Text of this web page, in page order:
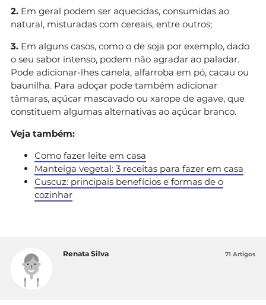
2. Em geral podem ser aquecidas, consumidas ao
natural, misturadas com cereais, entre outros;
3. Em alguns casos, como o de soja por exemplo, dado
o seu sabor intenso, podem não agradar ao paladar.
Pode adicionar-lhes canela, alfarroba em pó, cacau ou
baunilha. Para adoçar pode também adicionar
tâmaras, açúcar mascavado ou xarope de agave, que
constituem algumas alternativas ao açúcar branco.
Veja também:
Como fazer leite em casa
Manteiga vegetal: 3 receitas para fazer em casa
Cuscuz: principais benefícios e formas de o
cozinhar
Renata Silva 71 Artigos